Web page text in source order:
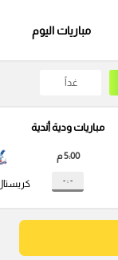
مباريات اليوم
غداً
مباريات ودية أندية
5:00 م
- : -